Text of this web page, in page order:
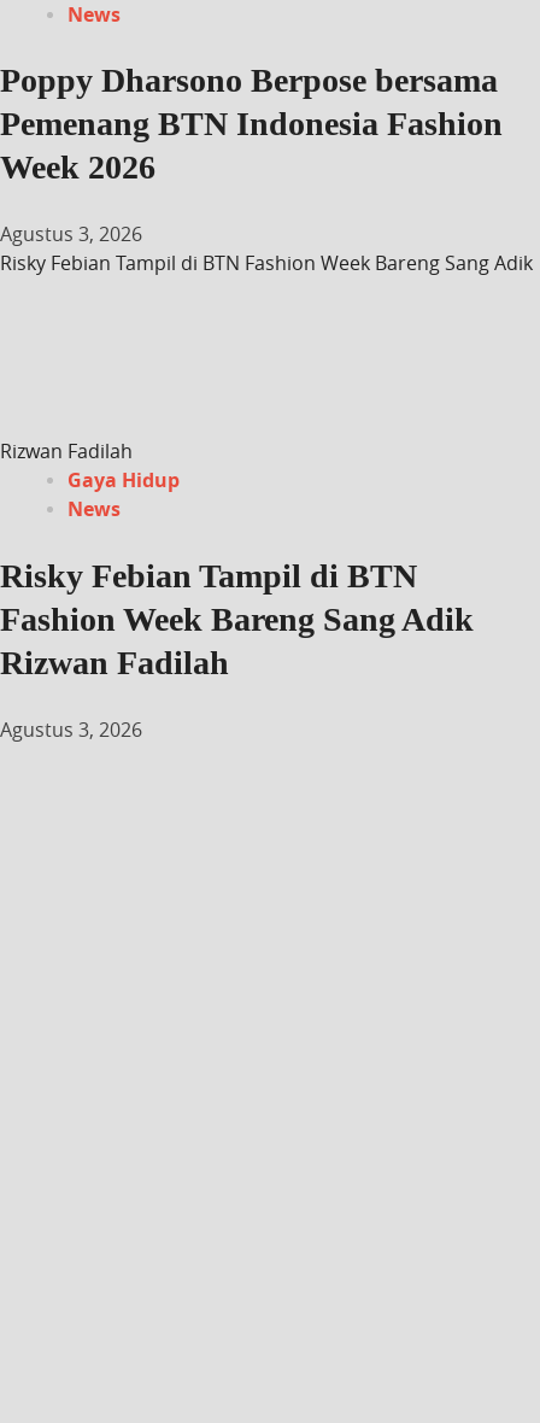
News
Poppy Dharsono Berpose bersama
Pemenang BTN Indonesia Fashion
Week 2026
Agustus 3, 2026
Risky Febian Tampil di BTN Fashion Week Bareng Sang Adik
Rizwan Fadilah
Gaya Hidup
News
Risky Febian Tampil di BTN
Fashion Week Bareng Sang Adik
Rizwan Fadilah
Agustus 3, 2026